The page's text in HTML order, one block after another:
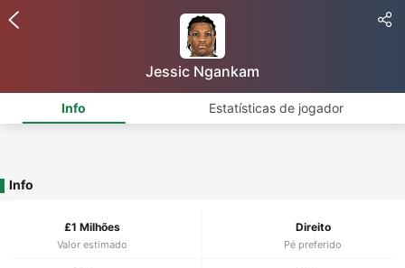
Jessic Ngankam
Info Estatísticas de jogador
Info
£1 Milhões
Valor estimado
Direito
Pé preferido